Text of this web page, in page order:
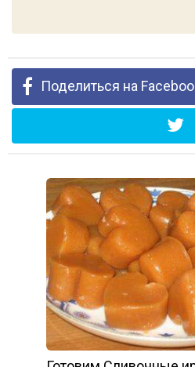
Поделиться на